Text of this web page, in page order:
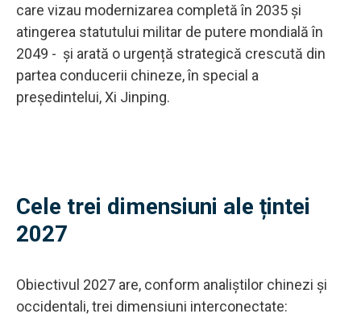
care vizau modernizarea completă în 2035 și
atingerea statutului militar de putere mondială în
2049 - și arată o urgență strategică crescută din
partea conducerii chineze, în special a
președintelui, Xi Jinping.
Cele trei dimensiuni ale țintei
2027
Obiectivul 2027 are, conform analiștilor chinezi și
occidentali, trei dimensiuni interconectate: